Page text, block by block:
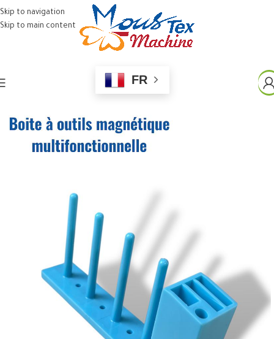
Skip to navigation
Skip to main content
FR